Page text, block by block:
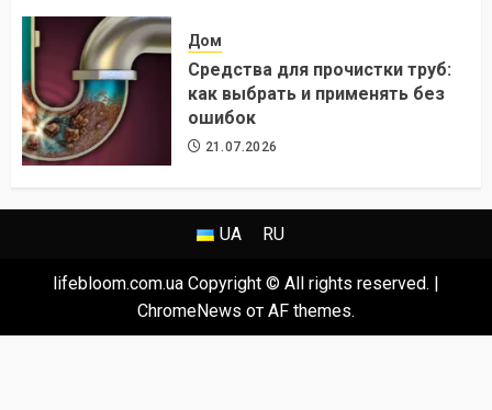
Дом
Средства для прочистки труб:
как выбрать и применять без
ошибок
21.07.2026
UA RU
lifebloom.com.ua Copyright © All rights reserved. |
ChromeNews от AF themes.